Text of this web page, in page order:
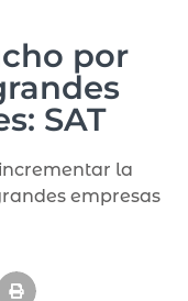
por
SAT
la
empresas